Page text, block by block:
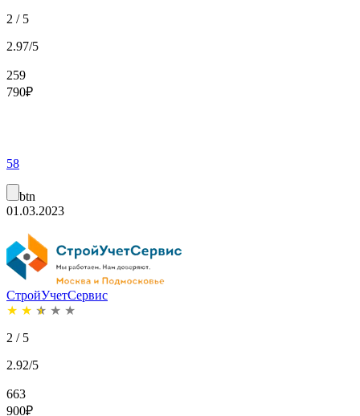
2 / 5
2.97/5
259
790₽
58
btn
01.03.2023
СтройУчетСервис
★ ★ ★ ★ ★
2 / 5
2.92/5
663
900₽